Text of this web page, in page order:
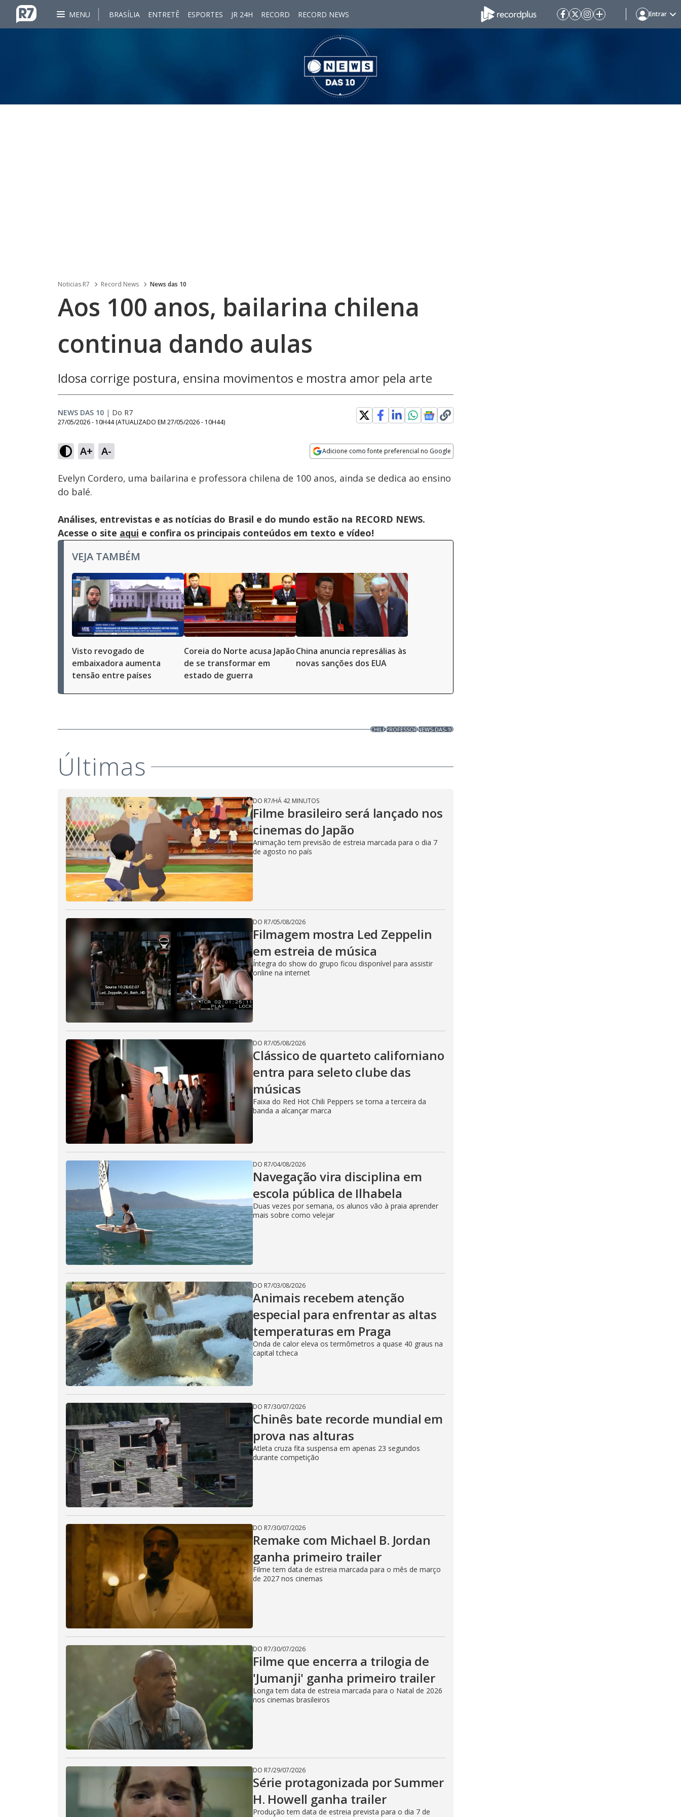
MENU BRASÍLIA ENTRETÊ ESPORTES JR 24H RECORD RECORD NEWS Entrar
Noticias R7 Record News News das 10
Aos 100 anos, bailarina chilena
continua dando aulas
Idosa corrige postura, ensina movimentos e mostra amor pela arte
NEWS DAS 10 | Do R7
27/05/2026 - 10H44 (ATUALIZADO EM 27/05/2026 - 10H44)
A+ A- Adicione como fonte preferencial no Google
Ativar
Som
Velocidade
Evelyn Cordero, uma bailarina e professora chilena de 100 anos, ainda se dedica ao ensino
do balé.
Análises, entrevistas e as notícias do Brasil e do mundo estão na RECORD NEWS.
Acesse o site aqui e confira os principais conteúdos em texto e vídeo!
VEJA TAMBÉM
Visto revogado de
embaixadora aumenta
tensão entre países
Coreia do Norte acusa Japão
de se transformar em
estado de guerra
China anuncia represálias às
novas sanções dos EUA
CHILEPROFESSORNEWS-DAS-10
Últimas
DO R7/HÁ 42 MINUTOS
Filme brasileiro será lançado nos
cinemas do Japão
Animação tem previsão de estreia marcada para o dia 7
de agosto no país
DO R7/05/08/2026
Filmagem mostra Led Zeppelin
em estreia de música
Íntegra do show do grupo ficou disponível para assistir
online na internet
DO R7/05/08/2026
Clássico de quarteto californiano
entra para seleto clube das
músicas
Faixa do Red Hot Chili Peppers se torna a terceira da
banda a alcançar marca
DO R7/04/08/2026
Navegação vira disciplina em
escola pública de Ilhabela
Duas vezes por semana, os alunos vão à praia aprender
mais sobre como velejar
DO R7/03/08/2026
Animais recebem atenção
especial para enfrentar as altas
temperaturas em Praga
Onda de calor eleva os termômetros a quase 40 graus na
capital tcheca
DO R7/30/07/2026
Chinês bate recorde mundial em
prova nas alturas
Atleta cruza fita suspensa em apenas 23 segundos
durante competição
DO R7/30/07/2026
Remake com Michael B. Jordan
ganha primeiro trailer
Filme tem data de estreia marcada para o mês de março
de 2027 nos cinemas
DO R7/30/07/2026
Filme que encerra a trilogia de
'Jumanji' ganha primeiro trailer
Longa tem data de estreia marcada para o Natal de 2026
nos cinemas brasileiros
DO R7/29/07/2026
Série protagonizada por Summer
H. Howell ganha trailer
Produção tem data de estreia prevista para o dia 7 de